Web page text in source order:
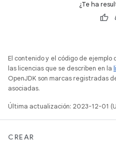
¿Te ha
El contenido y el código de
las licencias que se describen en la
OpenJDK son marcas registradas
asociadas.
Última actualización: 2023-12-01
CREAR